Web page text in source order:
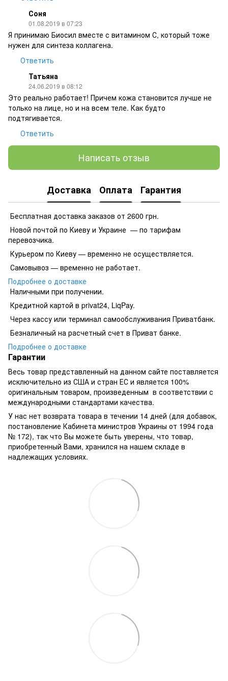
Соня
01.08.2019 в 07:23
Я принимаю Биосил вместе с витамином С, который тоже
нужен для синтеза коллагена.
Ответить
Татьяна
24.06.2019 в 08:12
Это реально работает! Причем кожа становится лучше не
только на лице, но и на всем теле. Как будто
подтягивается.
Ответить
Написать отзыв
Доставка Оплата Гарантия
Бесплатная доставка заказов от 2600 грн.
Новой почтой по Киеву и Украине — по тарифам
перевозчика.
Курьером по Киеву — временно не осуществляется.
Самовывоз — временно не работает.
Подробнее о доставке
Наличными при получении.
Кредитной картой в privat24, LiqPay.
​​​​Через кассу или терминал самообслуживания Приватбанк.
​​​​Безналичный на расчетный счет в Приват банке.
Подробнее о доставке
Гарантии
Весь товар представленный на данном сайте поставляется
исключительно из США и стран ЕС и является 100%
оригинальным товаром, произведенным в соответствии с
международными стандартами качества.
У нас нет возврата товара в течении 14 дней (для добавок,
постановление Кабинета министров Украины от 1994 года
№ 172), так что Вы можете быть уверены, что товар,
приобретенный Вами, хранился на нашем складе в
надлежащих условиях.